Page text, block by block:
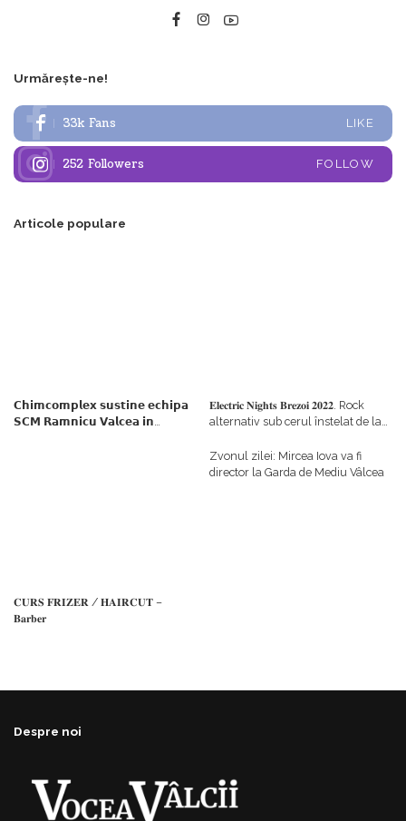
Urmărește-ne!
33k Fans LIKE
252 Followers FOLLOW
Articole populare
𝗖𝗵𝗶𝗺𝗰𝗼𝗺𝗽𝗹𝗲𝘅 𝘀𝘂𝘀𝘁𝗶𝗻𝗲 𝗲𝗰𝗵𝗶𝗽𝗮
𝗦𝗖𝗠 𝗥𝗮𝗺𝗻𝗶𝗰𝘂 𝗩𝗮𝗹𝗰𝗲𝗮 𝗶𝗻
𝐄𝐥𝐞𝐜𝐭𝐫𝐢𝐜 𝐍𝐢𝐠𝐡𝐭𝐬 𝐁𝐫𝐞𝐳𝐨𝐢 𝟐𝟎𝟐𝟐. Rock
alternativ sub cerul înstelat de la
𝐂𝐔𝐑𝐒 𝐅𝐑𝐈𝐙𝐄𝐑 / 𝐇𝐀𝐈𝐑𝐂𝐔𝐓 –
𝐁𝐚𝐫𝐛𝐞𝐫
Zvonul zilei: Mircea Iova va fi
director la Garda de Mediu Vâlcea
Despre noi